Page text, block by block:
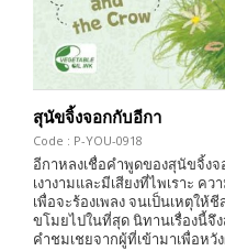
สุนัขจิ้งจอกกับอีกา
Code : P-YOU-0918
อีกาหลงเชื่อคำพูดของสุนัขจิ้ง
เงางามและมีเสียงที่ไพเราะ ค
เพื่อจะร้องเพลง จนเป็นเหตุใ
ขโมยไปในที่สุด นิทานเรื่องนี้จึ
คำชมเชยจากผู้ที่เข้ามาเพื่อหวั